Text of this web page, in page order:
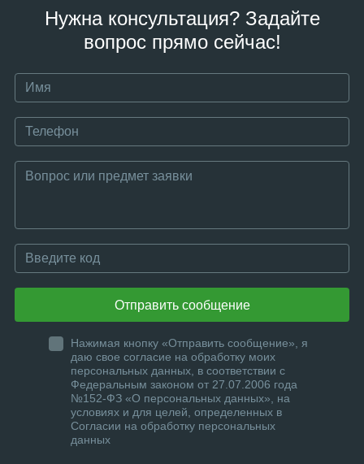
Нужна консультация? Задайте
вопрос прямо сейчас!
Отправить сообщение
Нажимая кнопку «Отправить сообщение», я
даю свое согласие на обработку моих
персональных данных, в соответствии с
Федеральным законом от 27.07.2006 года
№152-ФЗ «О персональных данных», на
условиях и для целей, определенных в
Согласии на обработку персональных
данных